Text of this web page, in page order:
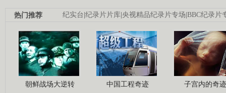
纪实台|纪录片片库|央视精品纪录片专场|BBC纪录片
热门推荐
朝鲜战场大逆转 中国工程奇迹 子宫内的奇迹